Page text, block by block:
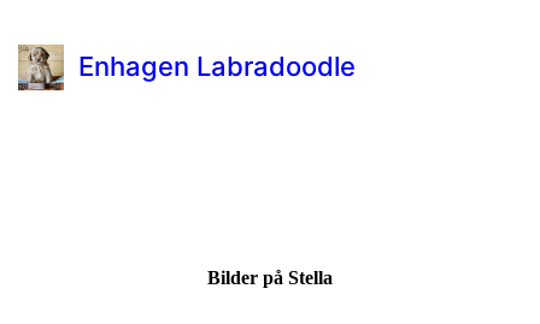
Enhagen Labradoodle
Bilder på Stella